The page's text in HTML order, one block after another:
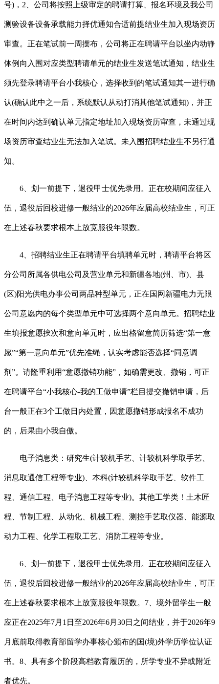
号)，2、公司将按照上级审定的聘请打算、报名环境及我公司
测验设备设备承载能力择优通知合适前提结业生加入现场资历
审查。正在笔试前一周摆布，公司将正在聘请平台以坐内动静
体例向入围对应类型聘请单元的结业生发送笔试通知，结业生
须先登录聘请平台小我核心，选择收到的笔试通知其一进行确
认(确认此中之一后，系统默认从动打消其他笔试通知)，并正
在时间内达到确认单元指定地址加入现场资历审查，未通过现
场资历审查结业生无法加入笔试。未入围招聘结业生不另行通
知。
6、划一前提下，退役甲士优先录用。正在校期间应征入
伍，退役后回校进修一般结业的2026年应届高校结业生，可正
在上述春秋要求根本上放宽服役年限数。
4、招聘结业生正在聘请平台填聘单元时，聘请平台将区
分公司所属各供电公司及营业单元和新疆各地(州、市)、县
(区)阳光供电办事公司两品种型单元，正在国网新疆电力无限
公司意愿内的每个类型单元中可选择两个意向单元。招聘结业
生填报意愿挨次和意向单元时，应出格留意简历筛选“第一意
愿”“第一意向单元”优先准绳，认实考虑能否选择“同意调
剂”。请隆重利用“意愿撤销功能”，如确需更改、撤销，可正
在聘请平台“小我核心-我的工做申请”栏目提交撤销申请，后
台一般正在3个工做日内处置，因意愿撤销形成报名不成功
的，后果由小我自傲。
电子消息类：研究生(计较机手艺、计较机科学取手艺、
消息取通信工程等专业)、本科(计较机科学取手艺、软件工
程、通信工程、电子消息工程等专业)。其他工学类！土木匠
程、节制工程、从动化、机械工程、测控手艺取仪器、能源取
动力工程、化学工程取工艺、消防工程等专业。
6、划一前提下，退役甲士优先录用。正在校期间应征入
伍，退役后回校进修一般结业的2026年应届高校结业生，可正
在上述春秋要求根本上放宽服役年限数。7、境外留学生一般
应正在2025年7月1日至2026年6月30日之间结业，并于2026年9
月底前取得教育部留学办事核心颁布的国(境)外学历学位认证
书。8、具有多个阶段高档教育履历的，所学专业不异或附近
者优先。